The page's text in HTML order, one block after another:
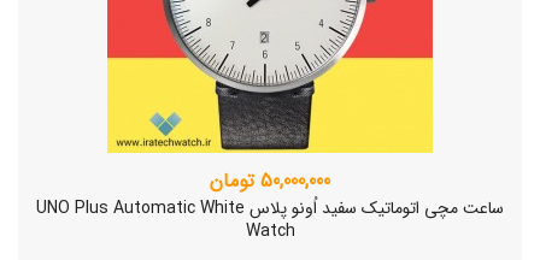
50,000,000 تومان
ساعت مچی اتوماتیک سفید اُونو پلاس UNO Plus Automatic White
Watch